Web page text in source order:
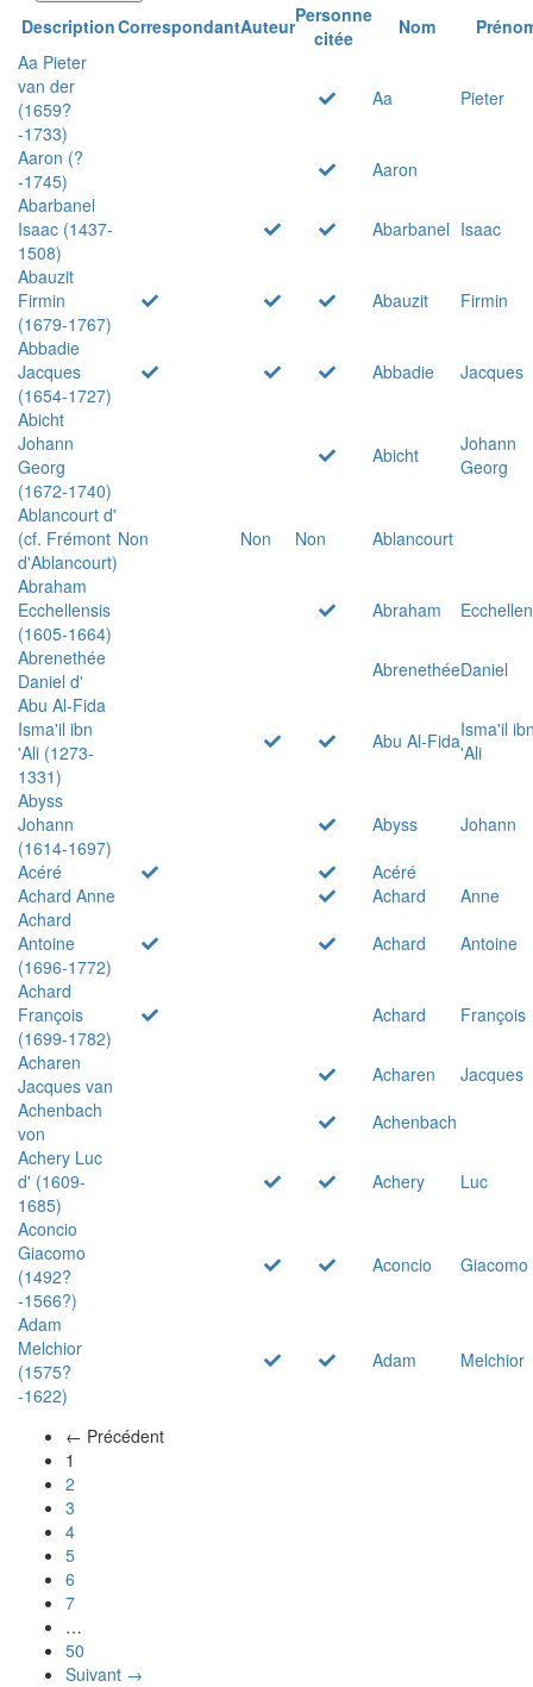
DescriptionCorrespondantAuteurPersonne
citée
Nom
Aa Pieter
van der
(1659?
-1733)
Aa Pieter
Aaron (?
-1745)
Aaron
Abarbanel
Isaac (1437-
1508)
Abarbanel Isaac
Abauzit
Firmin
(1679-1767)
Abauzit
Firmin
Abbadie
Jacques
(1654-1727)
Abbadie
Jacques
Abicht
Johann
Georg
(1672-1740)
Abicht
Johann
Georg
Ablancourt d'
(cf. Frémont
d'Ablancourt)
Non Non Non
Ablancourt
Abraham
Ecchellensis
(1605-1664)
Abraham
Abrenethée
Daniel d'
AbrenethéeDaniel
Abu Al-Fida
Isma'il ibn
'Ali (1273-
1331)
Abu Al-FidaIsma'il
'Ali
Abyss
Johann
(1614-1697)
Abyss
Johann
Acéré
Acéré
Achard Anne
Achard
Anne
Achard
Antoine
(1696-1772)
Achard
Antoine
Achard
François
(1699-1782)
Achard
François
Acharen
Jacques van
Acharen
Jacques
Achenbach
von
Achenbach
Achery Luc
d' (1609-
1685)
Achery
Luc
Aconcio
Giacomo
(1492?
-1566?)
Aconcio Giacomo
Adam
Melchior
(1575?
-1622)
Adam Melchior
← Précédent
1
2
3
4
5
6
7
…
50
Suivant →